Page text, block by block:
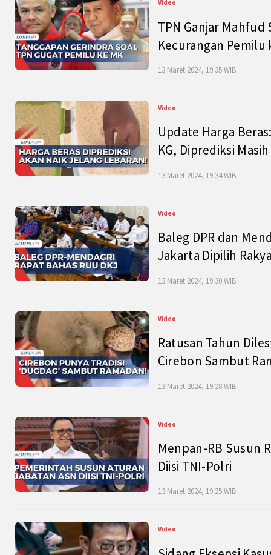
Video
TPN Ganjar Mahfud
Kecurangan Pemilu
13 Maret 2024, 19:35 WIB
Video
Update Harga
KG, Diprediksi
13 Maret 2024, 19:34 WIB
Video
Baleg DPR dan
Jakarta Dipilih
13 Maret 2024, 19:30 WIB
Video
Ratusan Tahun
Cirebon Sambut
13 Maret 2024, 19:28 WIB
Video
Menpan-RB Susun
Diisi TNI-Polri
13 Maret 2024, 19:25 WIB
Video